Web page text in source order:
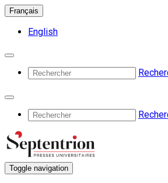
Français
English
Toggle navigation